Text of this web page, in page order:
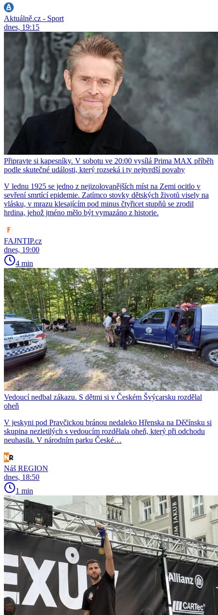
Aktuálně.cz - Sport
dnes, 19:15
Připravte si kapesníky. V sobotu ve 20:00 vysílá Prima MAX příběh
podle skutečné události, který rozseká i ty nejtvrdší povahy
V lednu 1925 se jedno z nejizolovanějších míst na Zemi ocitlo v
sevření smrtící epidemie. Zatímco stovky dětských životů visely na
vlásku, v mrazu klesajícím pod minus čtyřicet stupňů se zrodil
hrdina, jehož jméno mělo být vymazáno z historie.
FAJNTIP.cz
dnes, 19:00
4 min
Vedoucí nedbal zákazu. S dětmi si v Českém Švýcarsku rozdělal
oheň
V jeskyni pod Pravčickou bránou nedaleko Hřenska na Děčínsku si
skupina nezletilých s vedoucím rozdělala oheň, který při odchodu
neuhasila. V národním parku České…
Náš REGION
dnes, 18:50
1 min